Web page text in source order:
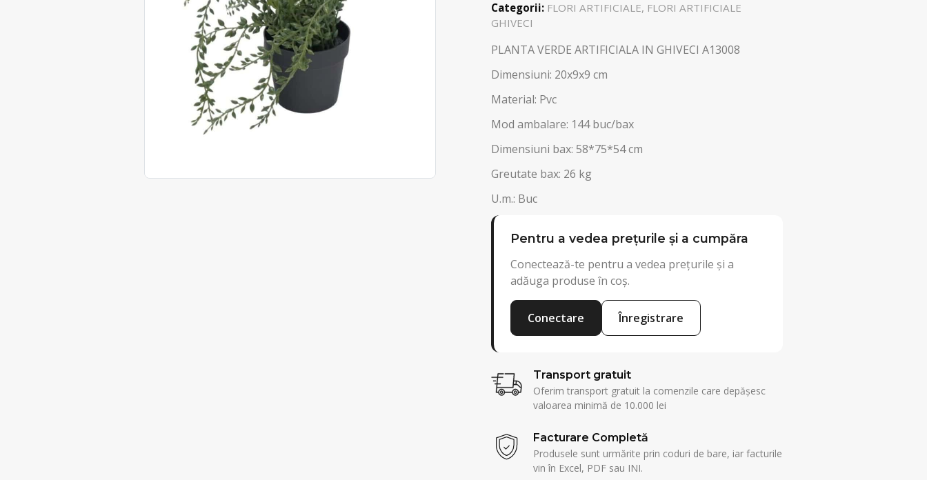
Categorii: FLORI ARTIFICIALE, FLORI ARTIFICIALE
GHIVECI
PLANTA VERDE ARTIFICIALA IN GHIVECI A13008
Dimensiuni: 20x9x9 cm
Material: Pvc
Mod ambalare: 144 buc/bax
Dimensiuni bax: 58*75*54 cm
Greutate bax: 26 kg
U.m.: Buc
Pentru a vedea prețurile și a cumpăra
Conectează-te pentru a vedea prețurile și a
adăuga produse în coș.
Conectare Înregistrare
Transport gratuit
Oferim transport gratuit la comenzile care depășesc
valoarea minimă de 10.000 lei
Facturare Completă
Produsele sunt urmărite prin coduri de bare, iar facturile
vin în Excel, PDF sau INI.